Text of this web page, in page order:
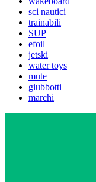
sci nautici
trainabili
SUP
efoil
jetski
water toys
mute
giubbotti
marchi